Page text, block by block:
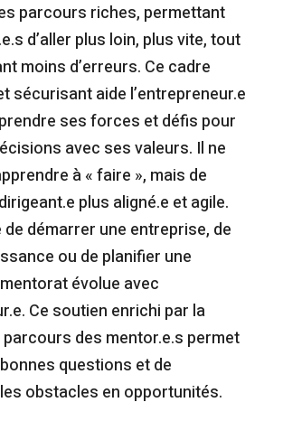
parcours riches, permettant
d’aller plus loin, plus vite, tout
moins d’erreurs. Ce cadre
sécurisant aide l’entrepreneur.e
ses forces et défis pour
avec ses valeurs. Il ne
à « faire », mais de
plus aligné.e et agile.
de démarrer une entreprise, de
ou de planifier une
évolue avec
Ce soutien enrichi par la
des mentor.e.s permet
questions et de
obstacles en opportunités.